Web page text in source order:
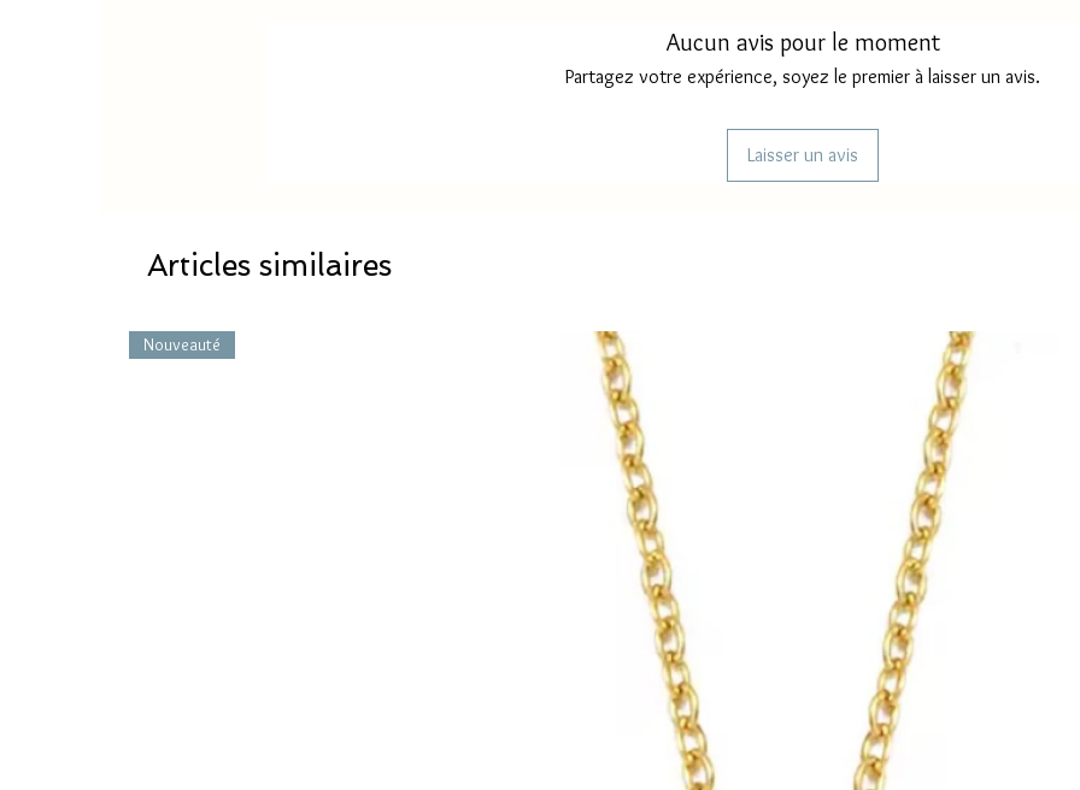
Aucun avis pour le moment
Partagez votre expérience, soyez le premier à laisser un avis.
Laisser un avis
Articles similaires
Nouveauté